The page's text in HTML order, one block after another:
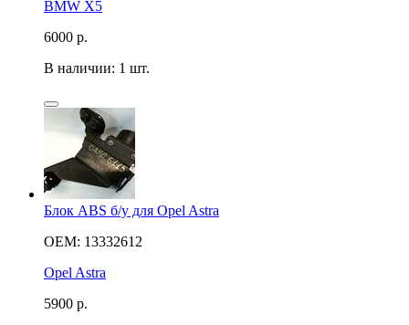
BMW X5
6000 р.
В наличии: 1 шт.
Блок ABS б/у для Opel Astra
OEM: 13332612
Opel Astra
5900 р.